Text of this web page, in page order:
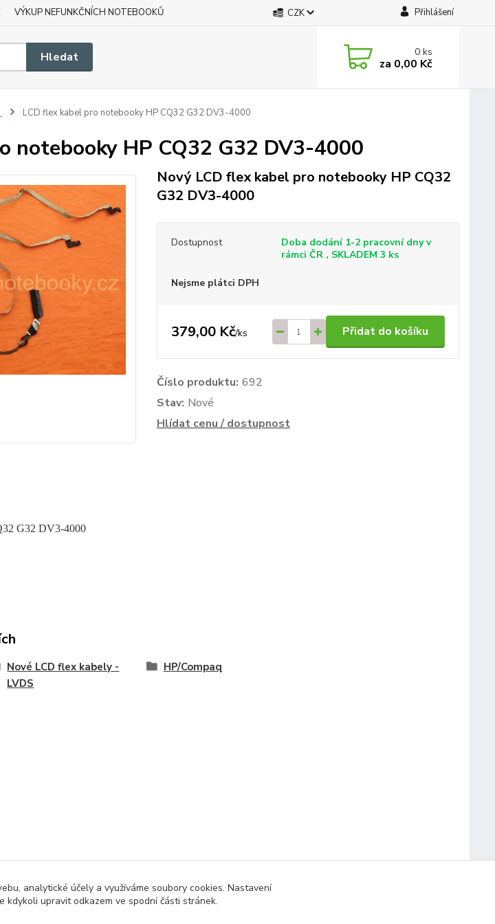
VÝKUP NEFUNKČNÍCH NOTEBOOKŮ CZK Přihlášení
Hledat 0ks
za 0,00 Kč
LCD flex kabel pro notebooky HP CQ32 G32 DV3-4000
notebooky HP CQ32 G32 DV3-4000
Nový LCD flex kabel pro notebooky HP CQ32
G32 DV3-4000
Dostupnost
Doba dodání 1-2 pracovní dny v
rámci ČR , SKLADEM 3 ks
Nejsme plátci DPH
379,00 Kč/ks Přidat do košíku
Číslo produktu: 692
Stav: Nové
Hlídat cenu / dostupnost
G32 DV3-4000
Nové LCD flex kabely -
LVDS
HP/Compaq
analytické účely a využíváme soubory cookies. Nastavení
kdykoli upravit odkazem ve spodní části stránek.